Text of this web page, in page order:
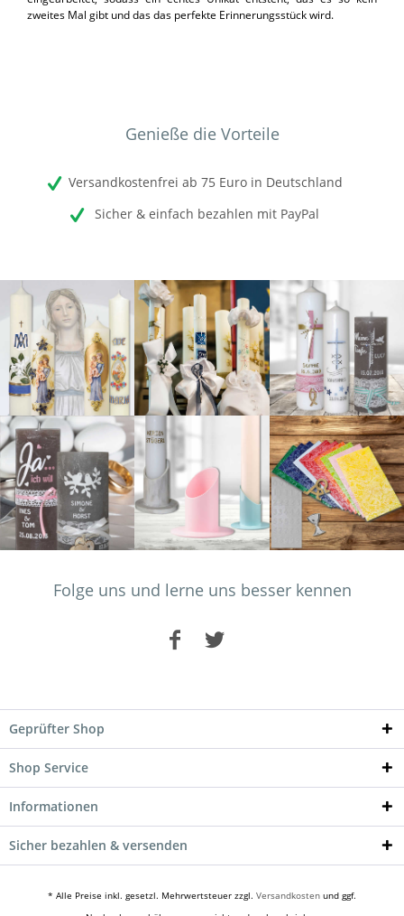
zweites Mal gibt und das das perfekte Erinnerungsstück wird.
Genieße die Vorteile
Versandkostenfrei ab 75 Euro in Deutschland
Sicher & einfach bezahlen mit PayPal
Folge uns und lerne uns besser kennen
Geprüfter Shop
Shop Service
Informationen
Sicher bezahlen & versenden
* Alle Preise inkl. gesetzl. Mehrwertsteuer zzgl. Versandkosten und ggf.